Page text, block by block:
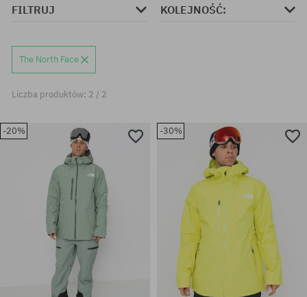
FILTRUJ KOLEJNOŚĆ:
The North Face
Liczba produktów: 2 / 2
-20% -30%